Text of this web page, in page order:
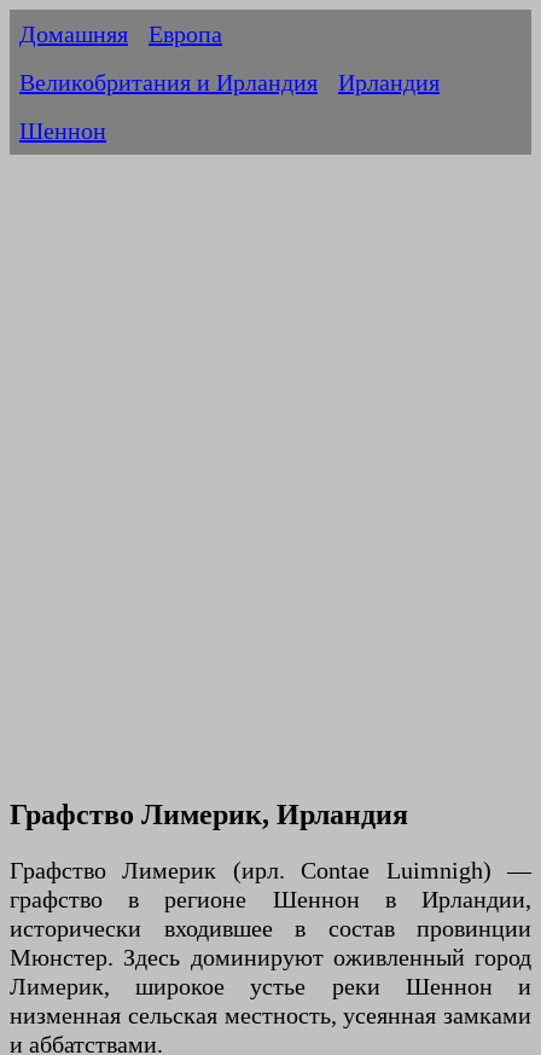
Домашняя
Европа
Великобритания и Ирландия
Ирландия
Шеннон
Графство Лимерик, Ирландия
Графство Лимерик (ирл. Contae Luimnigh) —
графство в регионе Шеннон в Ирландии,
исторически входившее в состав провинции
Мюнстер. Здесь доминируют оживленный город
Лимерик, широкое устье реки Шеннон и
низменная сельская местность, усеянная замками
и аббатствами.